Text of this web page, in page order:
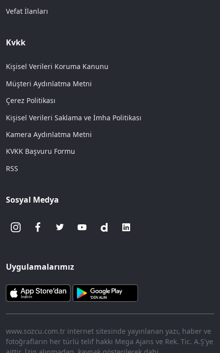
Vefat İlanları
Kvkk
Kişisel Verileri Koruma Kanunu
Müşteri Aydınlatma Metni
Çerez Politikası
Kişisel Verileri Saklama ve İmha Politikası
Kamera Aydınlatma Metni
KVKK Başvuru Formu
RSS
Sosyal Medya
Uygulamalarımız
www.sozcu.com.tr internet sitesinde yayınlanan yazı, haber ve
fotoğrafların her türlü telif hakkı Mega Ajans ve Rek. Tic. A.Ş'ye